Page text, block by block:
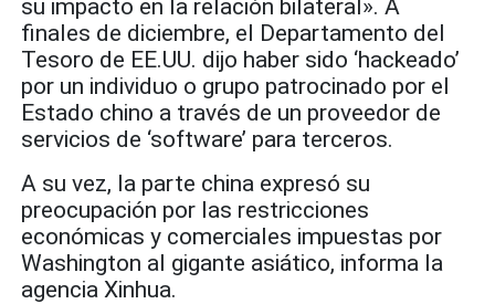
su impacto en la relación bilateral». A
finales de diciembre, el Departamento del
Tesoro de EE.UU. dijo haber sido ‘hackeado’
por un individuo o grupo patrocinado por el
Estado chino a través de un proveedor de
servicios de ‘software’ para terceros.
A su vez, la parte china expresó su
preocupación por las restricciones
económicas y comerciales impuestas por
Washington al gigante asiático, informa la
agencia Xinhua.